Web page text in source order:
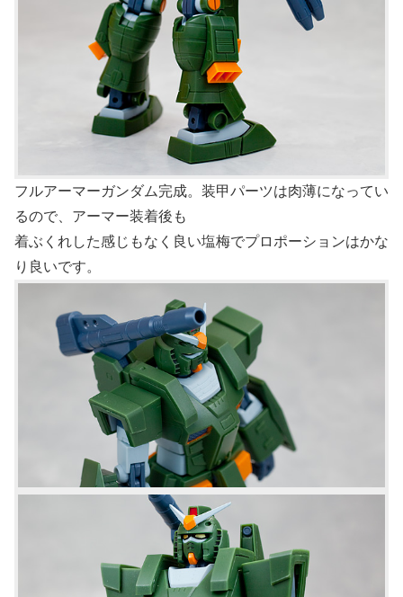
フルアーマーガンダム完成。装甲パーツは肉薄になってい
るので、アーマー装着後も
着ぶくれした感じもなく良い塩梅でプロポーションはかな
り良いです。